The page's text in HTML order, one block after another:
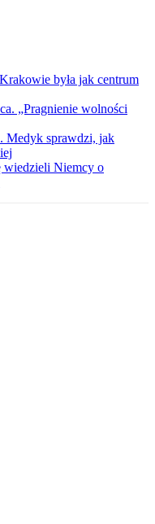
była jak centrum
„Pragnienie wolności
Medyk sprawdzi, jak
wiedzieli Niemcy o